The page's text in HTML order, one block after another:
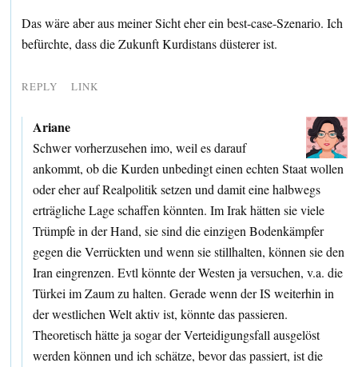
Das wäre aber aus meiner Sicht eher ein best-case-Szenario. Ich
befürchte, dass die Zukunft Kurdistans düsterer ist.
REPLY LINK
Ariane
Schwer vorherzusehen imo, weil es darauf
ankommt, ob die Kurden unbedingt einen echten Staat wollen
oder eher auf Realpolitik setzen und damit eine halbwegs
erträgliche Lage schaffen könnten. Im Irak hätten sie viele
Trümpfe in der Hand, sie sind die einzigen Bodenkämpfer
gegen die Verrückten und wenn sie stillhalten, können sie den
Iran eingrenzen. Evtl könnte der Westen ja versuchen, v.a. die
Türkei im Zaum zu halten. Gerade wenn der IS weiterhin in
der westlichen Welt aktiv ist, könnte das passieren.
Theoretisch hätte ja sogar der Verteidigungsfall ausgelöst
werden können und ich schätze, bevor das passiert, ist die